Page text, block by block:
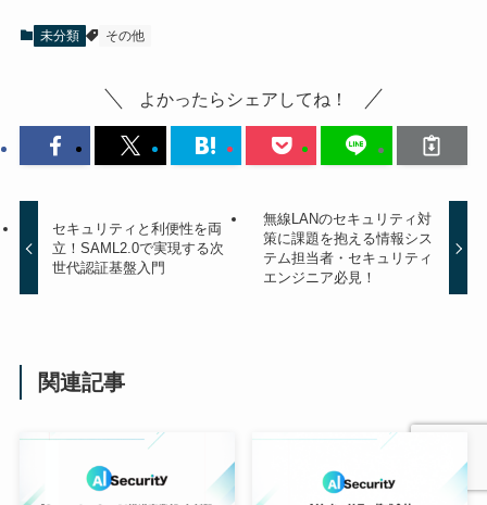
未分類 その他
よかったらシェアしてね！
セキュリティと利便性を両
立！SAML2.0で実現する次
世代認証基盤入門
無線LANのセキュリティ対
策に課題を抱える情報シス
テム担当者・セキュリティ
エンジニア必見！
関連記事